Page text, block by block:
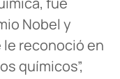
Nobel y
le reconoció en
químicos”,